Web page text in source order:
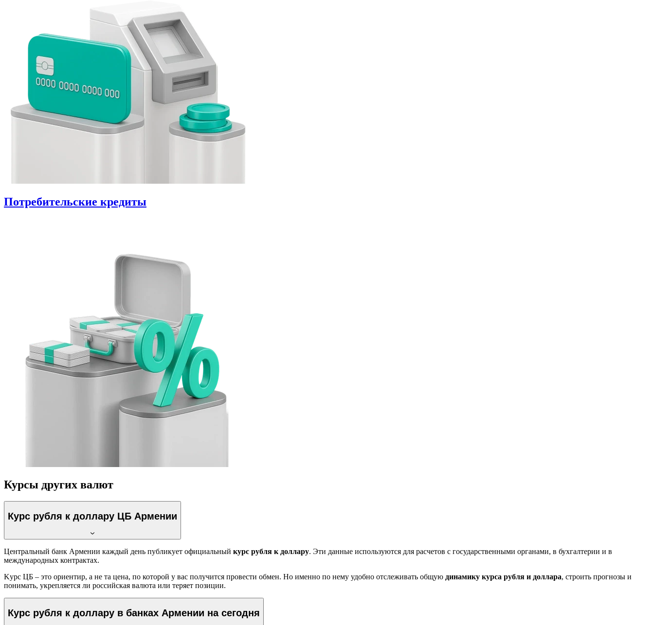
Потребительские кредиты
Курсы других валют
Курс рубля к доллару ЦБ Армении
Центральный банк Армении каждый день публикует официальный курс рубля к доллару. Эти данные используются для расчетов с государственными органами, в бухгалтерии и в
международных контрактах.
Kурс ЦБ – это ориентир, а не та цена, по которой у вас получится провести обмен. Но именно по нему удобно отслеживать общую динамику курса рубля и доллара, строить прогнозы и
понимать, укрепляется ли российская валюта или теряет позиции.
Курс рубля к доллару в банках Армении на сегодня